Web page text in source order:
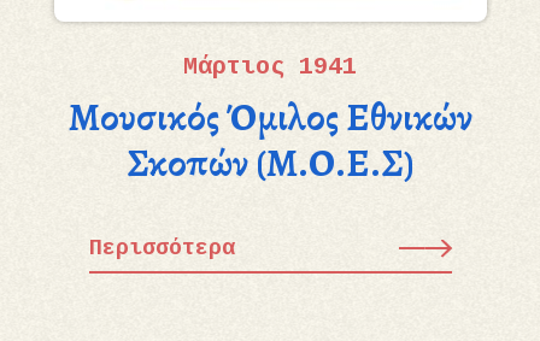
Μάρτιος 1941
Μουσικός Όμιλος Εθνικών
Σκοπών (Μ.Ο.Ε.Σ)
Περισσότερα